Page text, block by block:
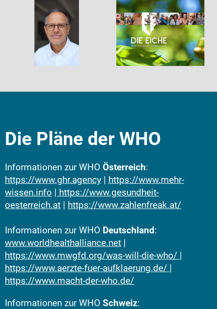
Die Pläne der WHO
Informationen zur WHO Österreich:
https://www.ghr.agency | https://www.mehr-
wissen.info | https://www.gesundheit-
oesterreich.at | https://www.zahlenfreak.at/
Informationen zur WHO Deutschland:
www.worldhealthalliance.net |
https://www.mwgfd.org/was-will-die-who/ |
https://www.aerzte-fuer-aufklaerung.de/ |
https://www.macht-der-who.de/
Informationen zur WHO Schweiz: